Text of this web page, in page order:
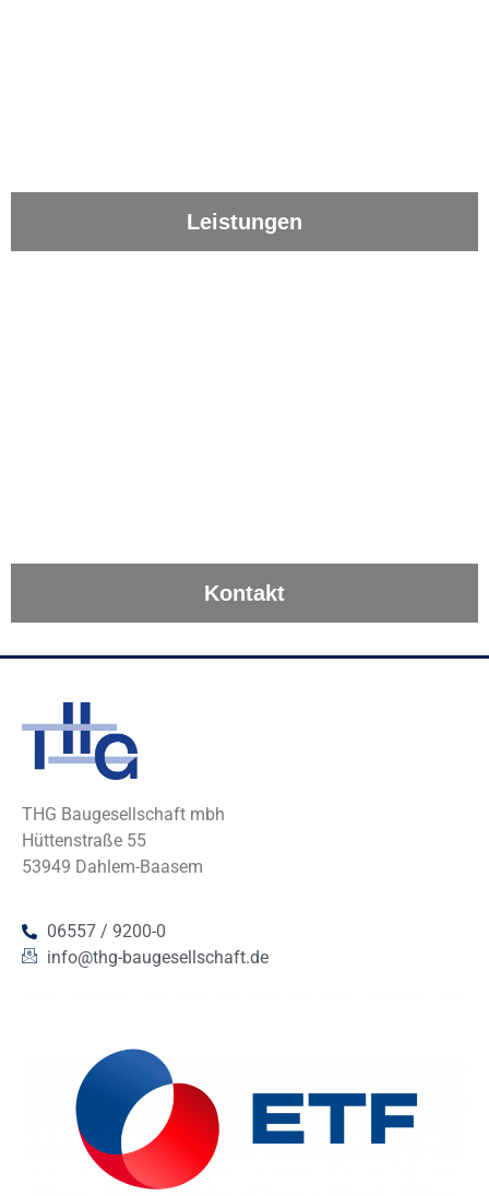
Leistungen
Kontakt
THG Baugesellschaft mbh
Hüttenstraße 55
53949 Dahlem-Baasem
06557 / 9200-0
info@thg-baugesellschaft.de